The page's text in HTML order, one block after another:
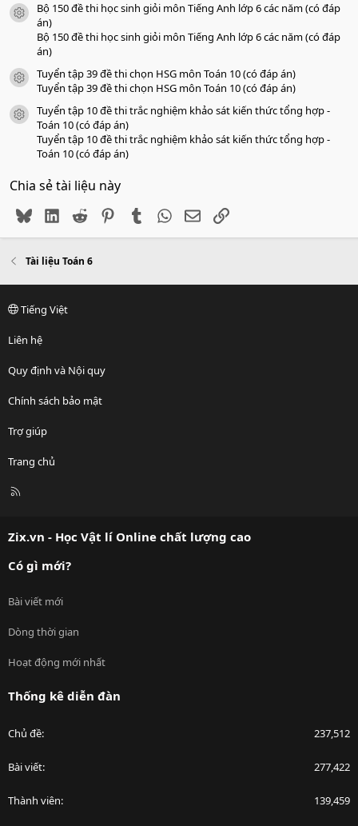
icon tài liệu
Bộ 150 đề thi học sinh giỏi môn Tiếng Anh lớp 6 các năm (có đáp
án)
Bộ 150 đề thi học sinh giỏi môn Tiếng Anh lớp 6 các năm (có đáp
án)
icon tài liệu
Tuyển tập 39 đề thi chọn HSG môn Toán 10 (có đáp án)
Tuyển tập 39 đề thi chọn HSG môn Toán 10 (có đáp án)
icon tài liệu
Tuyển tập 10 đề thi trắc nghiệm khảo sát kiến thức tổng hợp -
Toán 10 (có đáp án)
Tuyển tập 10 đề thi trắc nghiệm khảo sát kiến thức tổng hợp -
Toán 10 (có đáp án)
Chia sẻ tài liệu này
BlueskyLinkedIn
Reddit PinterestTumblr WhatsApp
EmailLink
Tài liệu Toán 6
Tiếng Việt
Liên hệ
Quy định và Nội quy
Chính sách bảo mật
Trợ giúp
Trang chủ
R
Zix.vn - Học Vật lí Online chất lượng cao
Có gì mới?
Bài viết mới
Dòng thời gian
Hoạt động mới nhất
Thống kê diễn đàn
Chủ đề 237,512
Bài viết 277,422
Thành viên 139,459